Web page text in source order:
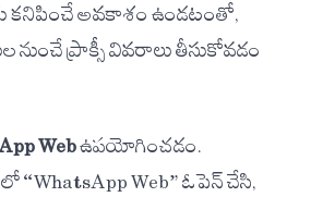
కనిపించే అవకాశం ఉండటంతో,
ప్రాక్సీ వివరాలు తీసుకోవడం
Webఉపయోగించడం.
“WhatsApp Web” ఓపెన్ చేసి,